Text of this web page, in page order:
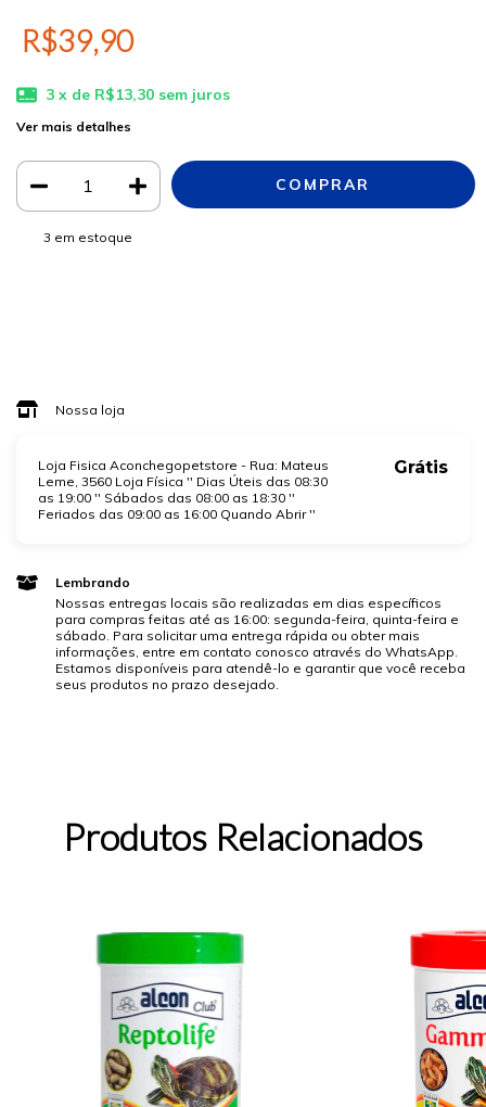
R$39,90
3 x de R$13,30 sem juros
Ver mais detalhes
3 em estoque
Nossa loja
Loja Fisica Aconchegopetstore - Rua: Mateus
Leme, 3560 Loja Física '' Dias Úteis das 08:30
as 19:00 '' Sábados das 08:00 as 18:30 ''
Feriados das 09:00 as 16:00 Quando Abrir ''
Grátis
Lembrando
Nossas entregas locais são realizadas em dias específicos
para compras feitas até as 16:00: segunda-feira, quinta-feira e
sábado. Para solicitar uma entrega rápida ou obter mais
informações, entre em contato conosco através do WhatsApp.
Estamos disponíveis para atendê-lo e garantir que você receba
seus produtos no prazo desejado.
Produtos Relacionados